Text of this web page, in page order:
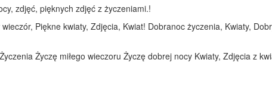
zdjęć, pięknych zdjęć z życzeniami.!
Piękne kwiaty, Zdjęcia, Kwiat! Dobranoc życzenia, Kwiaty,
Życzę miłego wieczoru Życzę dobrej nocy Kwiaty, Zdjęcia z